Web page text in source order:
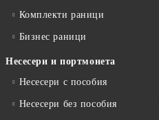
Комплекти раници
Бизнес раници
Несесери и портмонета
Несесери с пособия
Несесери без пособия